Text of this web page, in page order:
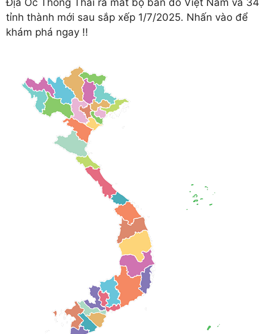
tỉnh thành mới sau sắp xếp 1/7/2025. Nhấn vào để
khám phá ngay !!